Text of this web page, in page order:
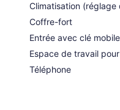
Climatisation (réglage
Coffre-fort
Entrée avec clé mobile
Espace de travail
Téléphone